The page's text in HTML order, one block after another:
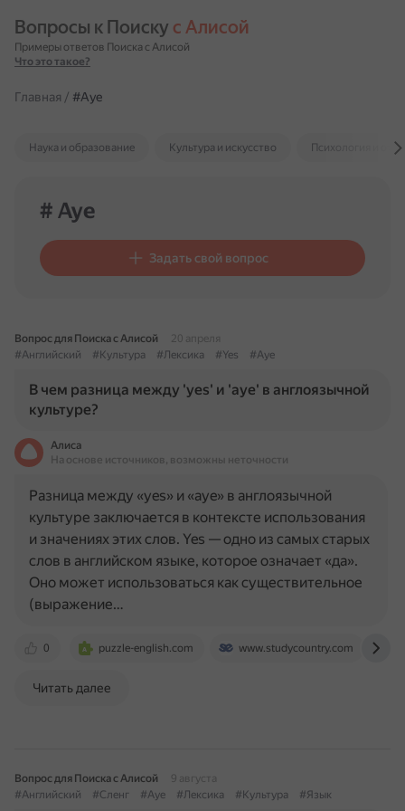
Вопросы к Поиску с Алисой
Примеры ответов Поиска с Алисой
Что это такое?
Главная / #Aye
Наука и образование Культура и искусство Психология и
# Aye
Задать свой вопрос
Вопрос для Поиска с Алисой
20 апреля
#Английский
#Культура #Лексика #Yes #Aye
В чем разница между 'yes' и 'aye' в англоязычной
культуре?
Алиса
На основе источников, возможны неточности
0 puzzle-english.com www.studycountry.com
Разница между «yes» и «aye» в англоязычной
культуре заключается в контексте использования
и значениях этих слов. Yes — одно из самых старых
слов в английском языке, которое означает «да».
Оно может использоваться как существительное
(выражение…
Читать далее
Вопрос для Поиска с Алисой
9 августа
#Английский
#Сленг #Aye #Лексика #Культура #Язык